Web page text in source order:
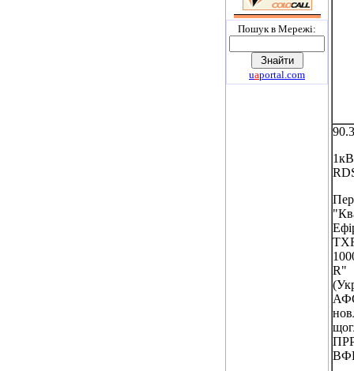
Пошук в Мережi:
uaportal.com
R"